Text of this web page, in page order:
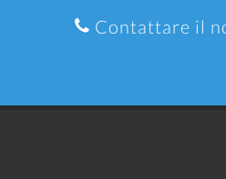
Contattare il